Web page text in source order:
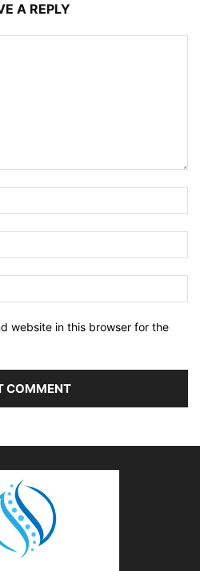
A REPLY
website in this browser for the